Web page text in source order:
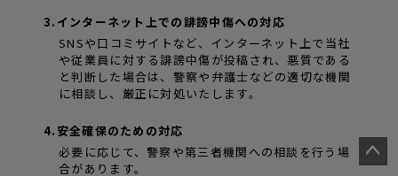
3.インターネット上での誹謗中傷への対応
SNSや口コミサイトなど、インターネット上で当社
や従業員に対する誹謗中傷が投稿され、悪質である
と判断した場合は、警察や弁護士などの適切な機関
に相談し、厳正に対処いたします。
4.安全確保のための対応
必要に応じて、警察や第三者機関への相談を行う場
合があります。